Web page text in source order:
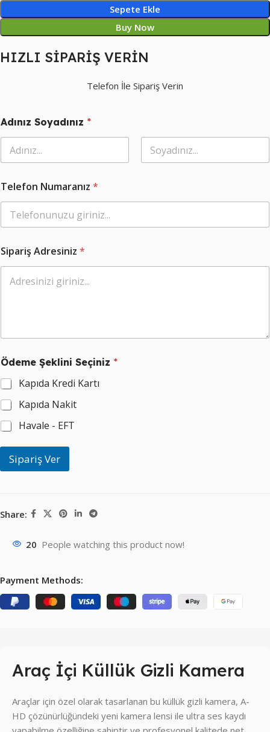
Sepete Ekle
Buy Now
HIZLI SİPARİŞ VERİN
Telefon İle Sipariş Verin
e
ç
n
z
Ş
e
l
n
ş
Adınız Soyadınız *
Telefon Numaranız *
Sipariş Adresiniz *
Ödeme Şeklini Seçiniz *
Kapıda Kredi Kartı
Kapıda Nakit
Havale - EFT
Sipariş Ver
Share:
20 People watching this product now!
Payment Methods:
Araç İçi Küllük Gizli Kamera
Araçlar için özel olarak tasarlanan bu küllük gizli kamera, A-
HD çözünürlüğündeki yeni kamera lensi ile ultra ses kaydı